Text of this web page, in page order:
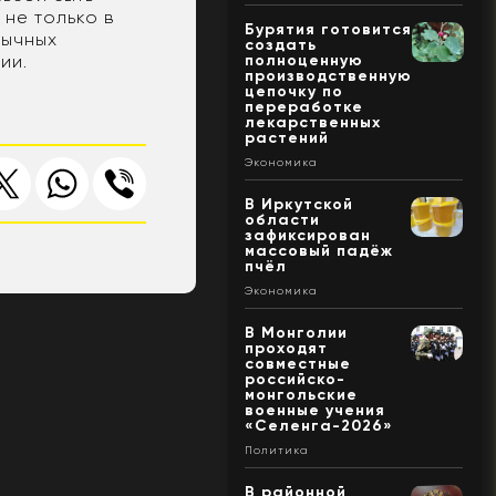
только в
Бурятия готовится
создать
полноценную
производственную
цепочку по
переработке
лекарственных
растений
Экономика
В Иркутской
области
зафиксирован
массовый падёж
пчёл
Экономика
В Монголии
проходят
совместные
российско-
монгольские
военные учения
«Селенга-2026»
Политика